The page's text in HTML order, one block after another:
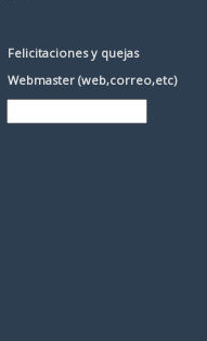
Felicitaciones y quejas
Webmaster (web,correo,etc)